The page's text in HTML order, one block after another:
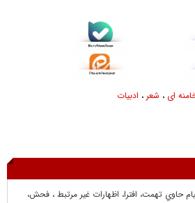
ای ، شعر ، ادبیات
حاوي تهمت، افترا، اظهارات غير مرتبط ، فحش،